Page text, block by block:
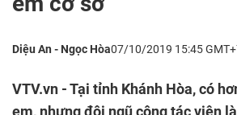
Diệu An - Ngọc Hòa07/10/2019 15:45
VTV.vn - Tại tỉnh Khánh Hòa, có
em, nhưng đội ngũ cộng tác viên